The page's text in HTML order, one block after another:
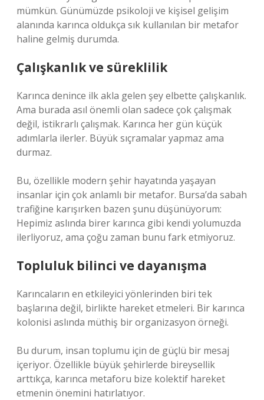
mümkün. Günümüzde psikoloji ve kişisel gelişim
alanında karınca oldukça sık kullanılan bir metafor
haline gelmiş durumda.
Çalışkanlık ve süreklilik
Karınca denince ilk akla gelen şey elbette çalışkanlık.
Ama burada asıl önemli olan sadece çok çalışmak
değil, istikrarlı çalışmak. Karınca her gün küçük
adımlarla ilerler. Büyük sıçramalar yapmaz ama
durmaz.
Bu, özellikle modern şehir hayatında yaşayan
insanlar için çok anlamlı bir metafor. Bursa’da sabah
trafiğine karışırken bazen şunu düşünüyorum:
Hepimiz aslında birer karınca gibi kendi yolumuzda
ilerliyoruz, ama çoğu zaman bunu fark etmiyoruz.
Topluluk bilinci ve dayanışma
Karıncaların en etkileyici yönlerinden biri tek
başlarına değil, birlikte hareket etmeleri. Bir karınca
kolonisi aslında müthiş bir organizasyon örneği.
Bu durum, insan toplumu için de güçlü bir mesaj
içeriyor. Özellikle büyük şehirlerde bireysellik
arttıkça, karınca metaforu bize kolektif hareket
etmenin önemini hatırlatıyor.